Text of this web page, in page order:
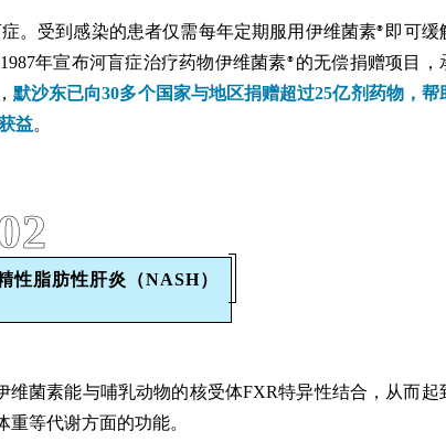
。受到感染的患者仅需每年定期服用伊维菌素® 即可缓
年宣布河盲症治疗药物伊维菌素®的无偿捐赠项目，
默沙东已向30多个国家与地区捐赠超过25亿剂药物，帮
益。
性脂肪性肝炎（NASH）
维菌素能与哺乳动物的核受体FXR特异性结合，从而起
等代谢方面的功能。